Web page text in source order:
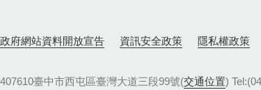
政府網站資料開放宣告 資訊安全政策 隱私權政策
407610臺中市西屯區臺灣大道三段99號(交通位置)